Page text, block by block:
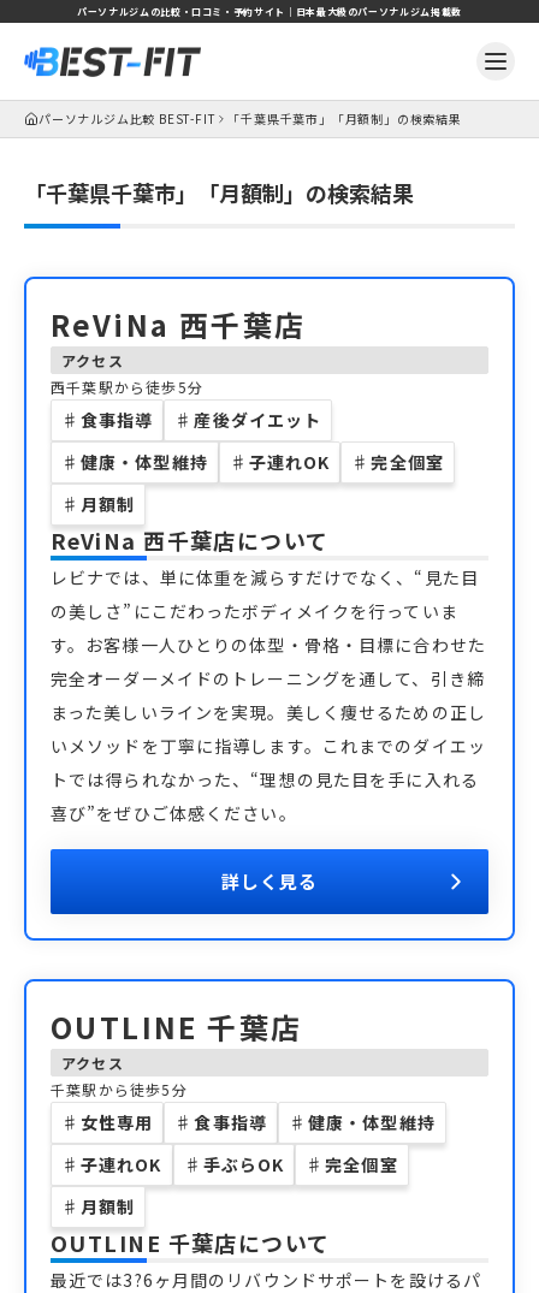
パーソナルジムの比較・口コミ・予約サイト｜日本最大級のパーソナルジム掲載数
パーソナルジム比較 BEST-FIT 「千葉県千葉市」「月額制」の検索結果
「千葉県千葉市」「月額制」の検索結果
ReViNa 西千葉店
アクセス
西千葉駅から徒歩5分
♯ 食事指導 ♯ 産後ダイエット
♯ 健康・体型維持 ♯ 子連れOK ♯ 完全個室
♯ 月額制
ReViNa 西千葉店について
レビナでは、単に体重を減らすだけでなく、“見た目
の美しさ”にこだわったボディメイクを行っていま
す。お客様一人ひとりの体型・骨格・目標に合わせた
完全オーダーメイドのトレーニングを通して、引き締
まった美しいラインを実現。美しく痩せるための正し
いメソッドを丁寧に指導します。これまでのダイエッ
トでは得られなかった、“理想の見た目を手に入れる
喜び”をぜひご体感ください。
詳しく見る
OUTLINE 千葉店
アクセス
千葉駅から徒歩5分
♯ 女性専用 ♯ 食事指導 ♯ 健康・体型維持
♯ 子連れOK ♯ 手ぶらOK ♯ 完全個室
♯ 月額制
OUTLINE 千葉店について
最近では3?6ヶ月間のリバウンドサポートを設けるパ